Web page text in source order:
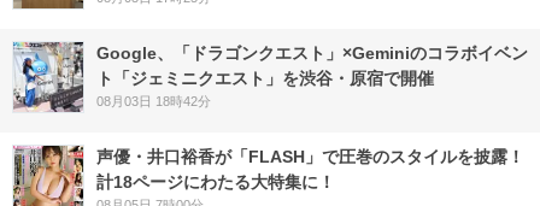
Google、「ドラゴンクエスト」×Geminiのコラボイベン
ト「ジェミニクエスト」を渋谷・原宿で開催
08月03日 18時42分
声優・井口裕香が「FLASH」で圧巻のスタイルを披露！
計18ページにわたる大特集に！